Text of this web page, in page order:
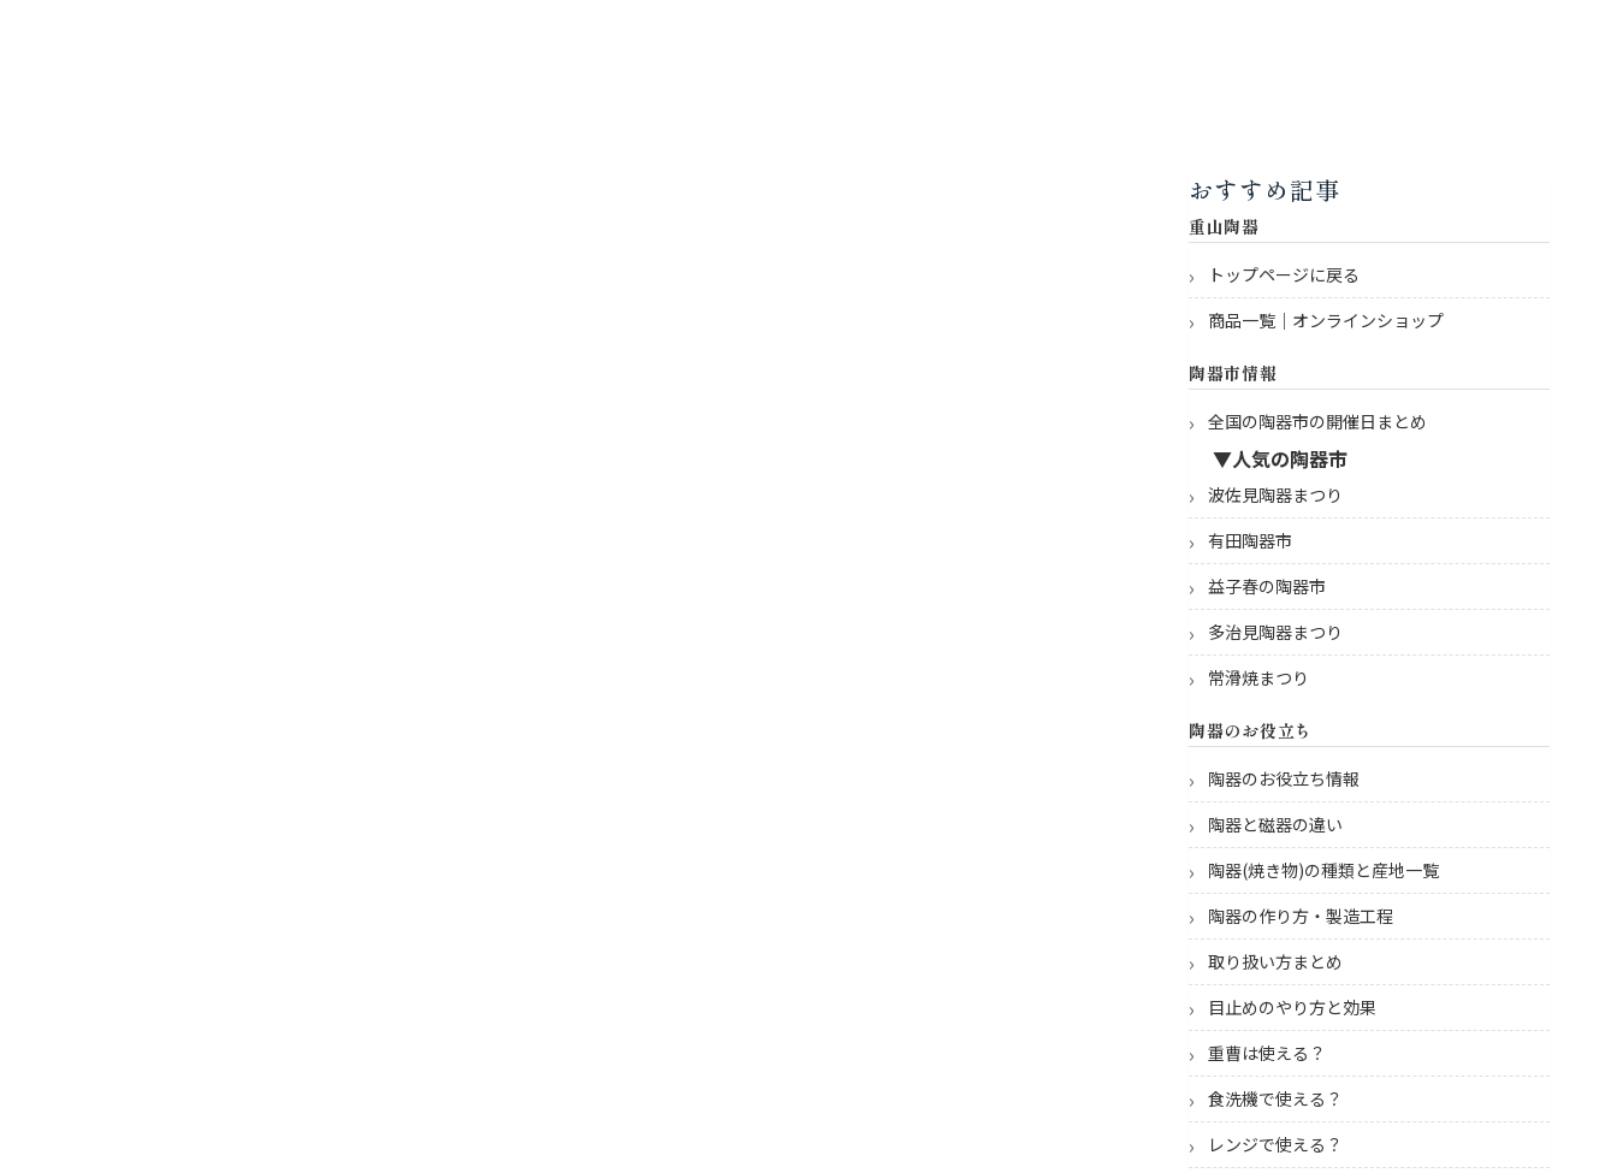
おすすめ記事
重山陶器
トップページに戻る
商品一覧｜オンラインショップ
陶器市情報
全国の陶器市の開催日まとめ
▼人気の陶器市
波佐見陶器まつり
有田陶器市
益子春の陶器市
多治見陶器まつり
常滑焼まつり
陶器のお役立ち
陶器のお役立ち情報
陶器と磁器の違い
陶器(焼き物)の種類と産地一覧
陶器の作り方・製造工程
取り扱い方まとめ
目止めのやり方と効果
重曹は使える？
食洗機で使える？
レンジで使える？